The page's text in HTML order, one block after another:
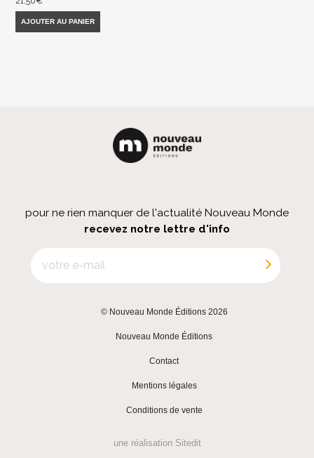
AJOUTER AU PANIER
pour ne rien manquer de l'actualité Nouveau Monde
recevez notre lettre d'info
© Nouveau Monde Éditions 2026
Nouveau Monde Éditions
Contact
Mentions légales
Conditions de vente
une réalisation Sitedit